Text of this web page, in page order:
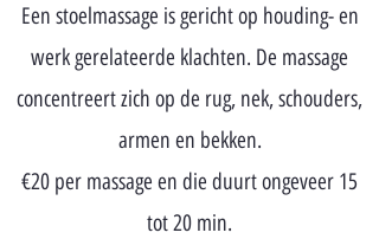
Een stoelmassage is gericht op houding- en
werk gerelateerde klachten. De massage
concentreert zich op de rug, nek, schouders,
armen en bekken.
€20 per massage en die duurt ongeveer 15
tot 20 min.